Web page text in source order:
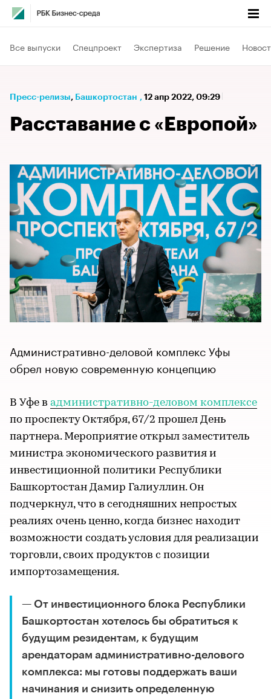
Все выпуски Спецпроект Экспертиза Решение
Пресс-релизы⁠, Башкортостан , 12 апр 2022, 09:29
Расставание с «Европой»
Административно-деловой комплекс Уфы
обрел новую современную концепцию
В Уфе в административно-деловом комплексе
по проспекту Октября, 67/2 прошел День
партнера. Мероприятие открыл заместитель
министра экономического развития и
инвестиционной политики Республики
Башкортостан Дамир Галиуллин. Он
подчеркнул, что в сегодняшних непростых
реалиях очень ценно, когда бизнес находит
возможности создать условия для реализации
торговли, своих продуктов с позиции
импортозамещения.
— От инвестиционного блока Республики
Башкортостан хотелось бы обратиться к
будущим резидентам, к будущим
арендаторам административно-делового
комплекса: мы готовы поддержать ваши
начинания и снизить определенную